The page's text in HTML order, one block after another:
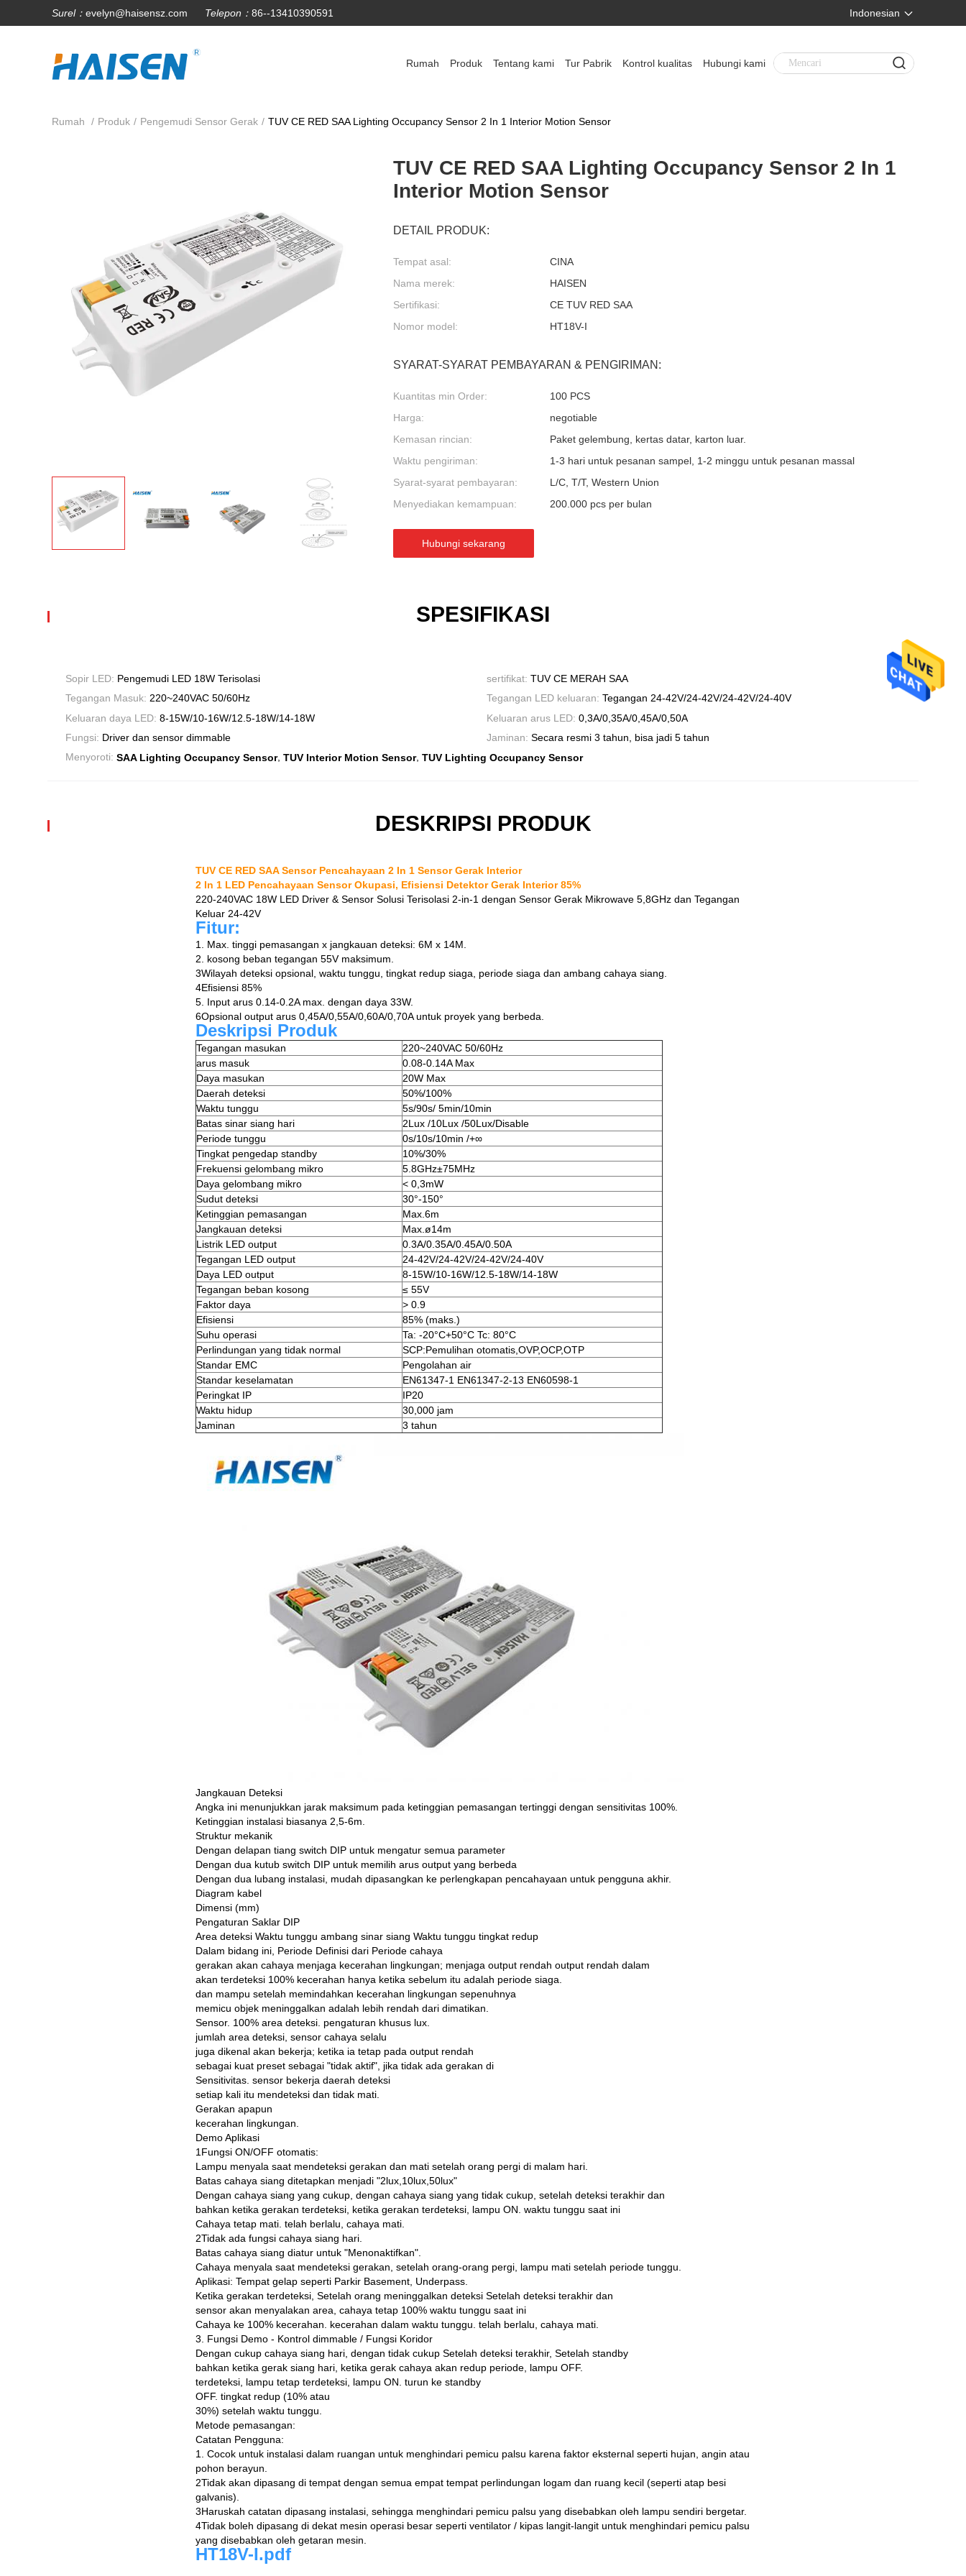
Surel： evelyn@haisensz.com Telepon： 86--13410390591 Indonesian
Rumah Produk Tentang kami Tur Pabrik Kontrol kualitas Hubungi kami
Rumah / Produk / Pengemudi Sensor Gerak / TUV CE RED SAA Lighting Occupancy Sensor 2 In 1 Interior Motion Sensor
TUV CE RED SAA Lighting Occupancy Sensor 2 In 1
Interior Motion Sensor
DETAIL PRODUK:
Tempat asal:
CINA
Nama merek:
HAISEN
Sertifikasi:
CE TUV RED SAA
Nomor model:
HT18V-I
SYARAT-SYARAT PEMBAYARAN & PENGIRIMAN:
Kuantitas min Order:
100 PCS
Harga:
negotiable
Kemasan rincian:
Paket gelembung, kertas datar, karton luar.
Waktu pengiriman:
1-3 hari untuk pesanan sampel, 1-2 minggu untuk pesanan massal
Syarat-syarat pembayaran:
L/C, T/T, Western Union
Menyediakan kemampuan:
200.000 pcs per bulan
Hubungi sekarang
SPESIFIKASI
Sopir LED: Pengemudi LED 18W Terisolasi sertifikat: TUV CE MERAH SAA
Tegangan Masuk: 220~240VAC 50/60Hz Tegangan LED keluaran: Tegangan 24-42V/24-42V/24-42V/24-40V
Keluaran daya LED: 8-15W/10-16W/12.5-18W/14-18W Keluaran arus LED: 0,3A/0,35A/0,45A/0,50A
Fungsi: Driver dan sensor dimmable Jaminan: Secara resmi 3 tahun, bisa jadi 5 tahun
Menyoroti: SAA Lighting Occupancy Sensor, TUV Interior Motion Sensor, TUV Lighting Occupancy Sensor
DESKRIPSI PRODUK
TUV CE RED SAA Sensor Pencahayaan 2 In 1 Sensor Gerak Interior
2 In 1 LED Pencahayaan Sensor Okupasi, Efisiensi Detektor Gerak Interior 85%
220-240VAC 18W LED Driver & Sensor Solusi Terisolasi 2-in-1 dengan Sensor Gerak Mikrowave 5,8GHz dan Tegangan
Keluar 24-42V
Fitur:
1. Max. tinggi pemasangan x jangkauan deteksi: 6M x 14M.
2. kosong beban tegangan 55V maksimum.
3Wilayah deteksi opsional, waktu tunggu, tingkat redup siaga, periode siaga dan ambang cahaya siang.
4Efisiensi 85%
5. Input arus 0.14-0.2A max. dengan daya 33W.
6Opsional output arus 0,45A/0,55A/0,60A/0,70A untuk proyek yang berbeda.
Deskripsi Produk
Tegangan masukan
220~240VAC 50/60Hz
arus masuk
0.08-0.14A Max
Daya masukan
20W Max
Daerah deteksi
50%/100%
Waktu tunggu
5s/90s/ 5min/10min
Batas sinar siang hari
2Lux /10Lux /50Lux/Disable
Periode tunggu
0s/10s/10min /+∞
Tingkat pengedap standby
10%/30%
Frekuensi gelombang mikro
5.8GHz±75MHz
Daya gelombang mikro
< 0,3mW
Sudut deteksi
30°-150°
Ketinggian pemasangan
Max.6m
Jangkauan deteksi
Max.ø14m
Listrik LED output
0.3A/0.35A/0.45A/0.50A
Tegangan LED output
24-42V/24-42V/24-42V/24-40V
Daya LED output
8-15W/10-16W/12.5-18W/14-18W
Tegangan beban kosong
≤ 55V
Faktor daya
> 0.9
Efisiensi
85% (maks.)
Suhu operasi
Ta: -20°C+50°C Tc: 80°C
Perlindungan yang tidak normal
SCP:Pemulihan otomatis,OVP,OCP,OTP
Standar EMC
Pengolahan air
Standar keselamatan
EN61347-1 EN61347-2-13 EN60598-1
Peringkat IP
IP20
Waktu hidup
30,000 jam
Jaminan
3 tahun
Jangkauan Deteksi
Angka ini menunjukkan jarak maksimum pada ketinggian pemasangan tertinggi dengan sensitivitas 100%.
Ketinggian instalasi biasanya 2,5-6m.
Struktur mekanik
Dengan delapan tiang switch DIP untuk mengatur semua parameter
Dengan dua kutub switch DIP untuk memilih arus output yang berbeda
Dengan dua lubang instalasi, mudah dipasangkan ke perlengkapan pencahayaan untuk pengguna akhir.
Diagram kabel
Dimensi (mm)
Pengaturan Saklar DIP
Area deteksi Waktu tunggu ambang sinar siang Waktu tunggu tingkat redup
Dalam bidang ini, Periode Definisi dari Periode cahaya
gerakan akan cahaya menjaga kecerahan lingkungan; menjaga output rendah output rendah dalam
akan terdeteksi 100% kecerahan hanya ketika sebelum itu adalah periode siaga.
dan mampu setelah memindahkan kecerahan lingkungan sepenuhnya
memicu objek meninggalkan adalah lebih rendah dari dimatikan.
Sensor. 100% area deteksi. pengaturan khusus lux.
jumlah area deteksi, sensor cahaya selalu
juga dikenal akan bekerja; ketika ia tetap pada output rendah
sebagai kuat preset sebagai "tidak aktif", jika tidak ada gerakan di
Sensitivitas. sensor bekerja daerah deteksi
setiap kali itu mendeteksi dan tidak mati.
Gerakan apapun
kecerahan lingkungan.
Demo Aplikasi
1Fungsi ON/OFF otomatis:
Lampu menyala saat mendeteksi gerakan dan mati setelah orang pergi di malam hari.
Batas cahaya siang ditetapkan menjadi "2lux,10lux,50lux"
Dengan cahaya siang yang cukup, dengan cahaya siang yang tidak cukup, setelah deteksi terakhir dan
bahkan ketika gerakan terdeteksi, ketika gerakan terdeteksi, lampu ON. waktu tunggu saat ini
Cahaya tetap mati. telah berlalu, cahaya mati.
2Tidak ada fungsi cahaya siang hari.
Batas cahaya siang diatur untuk "Menonaktifkan".
Cahaya menyala saat mendeteksi gerakan, setelah orang-orang pergi, lampu mati setelah periode tunggu.
Aplikasi: Tempat gelap seperti Parkir Basement, Underpass.
Ketika gerakan terdeteksi, Setelah orang meninggalkan deteksi Setelah deteksi terakhir dan
sensor akan menyalakan area, cahaya tetap 100% waktu tunggu saat ini
Cahaya ke 100% kecerahan. kecerahan dalam waktu tunggu. telah berlalu, cahaya mati.
3. Fungsi Demo - Kontrol dimmable / Fungsi Koridor
Dengan cukup cahaya siang hari, dengan tidak cukup Setelah deteksi terakhir, Setelah standby
bahkan ketika gerak siang hari, ketika gerak cahaya akan redup periode, lampu OFF.
terdeteksi, lampu tetap terdeteksi, lampu ON. turun ke standby
OFF. tingkat redup (10% atau
30%) setelah waktu tunggu.
Metode pemasangan:
Catatan Pengguna:
1. Cocok untuk instalasi dalam ruangan untuk menghindari pemicu palsu karena faktor eksternal seperti hujan, angin atau
pohon berayun.
2Tidak akan dipasang di tempat dengan semua empat tempat perlindungan logam dan ruang kecil (seperti atap besi
galvanis).
3Haruskah catatan dipasang instalasi, sehingga menghindari pemicu palsu yang disebabkan oleh lampu sendiri bergetar.
4Tidak boleh dipasang di dekat mesin operasi besar seperti ventilator / kipas langit-langit untuk menghindari pemicu palsu
yang disebabkan oleh getaran mesin.
HT18V-I.pdf